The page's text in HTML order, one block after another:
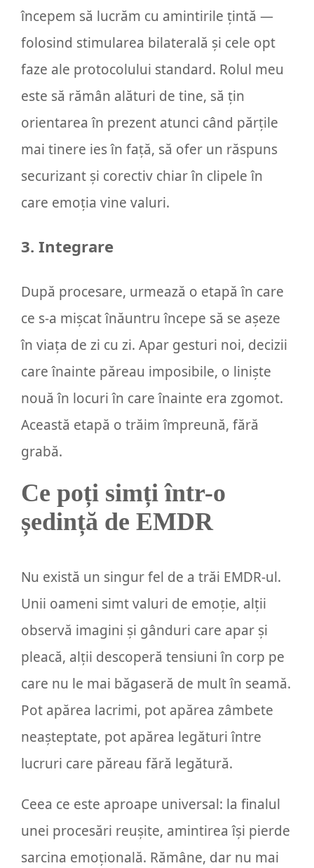
începem să lucrăm cu amintirile țintă —
folosind stimularea bilaterală și cele opt
faze ale protocolului standard. Rolul meu
este să rămân alături de tine, să țin
orientarea în prezent atunci când părțile
mai tinere ies în față, să ofer un răspuns
securizant și corectiv chiar în clipele în
care emoția vine valuri.
3. Integrare
După procesare, urmează o etapă în care
ce s-a mișcat înăuntru începe să se așeze
în viața de zi cu zi. Apar gesturi noi, decizii
care înainte păreau imposibile, o liniște
nouă în locuri în care înainte era zgomot.
Această etapă o trăim împreună, fără
grabă.
Ce poți simți într-o
ședință de EMDR
Nu există un singur fel de a trăi EMDR-ul.
Unii oameni simt valuri de emoție, alții
observă imagini și gânduri care apar și
pleacă, alții descoperă tensiuni în corp pe
care nu le mai băgaseră de mult în seamă.
Pot apărea lacrimi, pot apărea zâmbete
neașteptate, pot apărea legături între
lucruri care păreau fără legătură.
Ceea ce este aproape universal: la finalul
unei procesări reușite, amintirea își pierde
sarcina emoțională. Rămâne, dar nu mai